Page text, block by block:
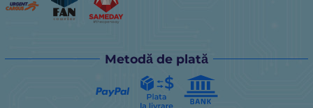
Metodă de plată